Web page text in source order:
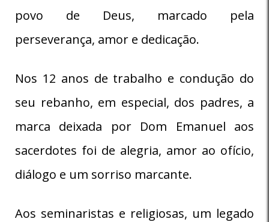
povo de Deus, marcado pela
perseverança, amor e dedicação.
Nos 12 anos de trabalho e condução do
seu rebanho, em especial, dos padres, a
marca deixada por Dom Emanuel aos
sacerdotes foi de alegria, amor ao ofício,
diálogo e um sorriso marcante.
Aos seminaristas e religiosas, um legado